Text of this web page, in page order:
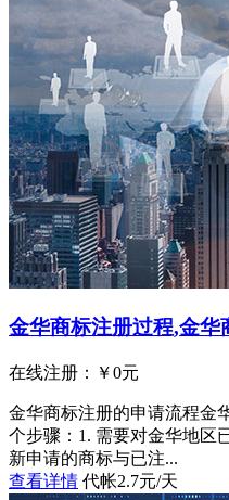
金华商标注册过程,金华
在线注册：￥0元
金华商标注册的申请流程金
个步骤：1. 需要对金华地区
新申请的商标与已注...
查看详情 代帐2.7元/天